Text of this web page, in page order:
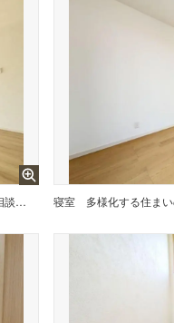
お家のご質問はお気軽にご相談下さい。 寝室